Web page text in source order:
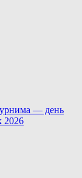
— день
2026